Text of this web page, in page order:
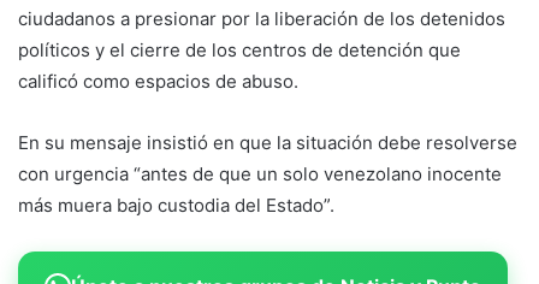
ciudadanos a presionar por la liberación de los detenidos
políticos y el cierre de los centros de detención que
calificó como espacios de abuso.
En su mensaje insistió en que la situación debe resolverse
con urgencia “antes de que un solo venezolano inocente
más muera bajo custodia del Estado”.